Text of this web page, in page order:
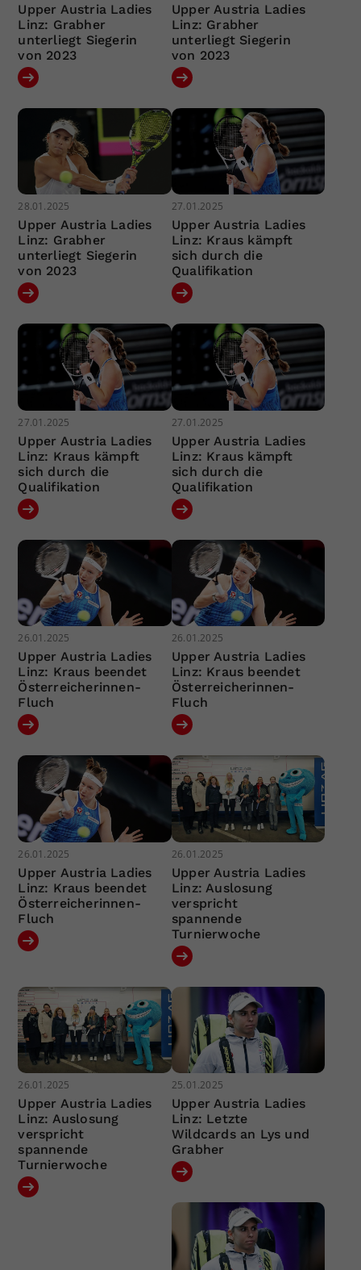
Upper Austria Ladies
Linz: Grabher
unterliegt Siegerin
von 2023
Upper Austria Ladies
Linz: Grabher
unterliegt Siegerin
von 2023
28.01.2025
Upper Austria Ladies
Linz: Grabher
unterliegt Siegerin
von 2023
27.01.2025
Upper Austria Ladies
Linz: Kraus kämpft
sich durch die
Qualifikation
27.01.2025
Upper Austria Ladies
Linz: Kraus kämpft
sich durch die
Qualifikation
27.01.2025
Upper Austria Ladies
Linz: Kraus kämpft
sich durch die
Qualifikation
26.01.2025
Upper Austria Ladies
Linz: Kraus beendet
Österreicherinnen-
Fluch
26.01.2025
Upper Austria Ladies
Linz: Kraus beendet
Österreicherinnen-
Fluch
26.01.2025
Upper Austria Ladies
Linz: Kraus beendet
Österreicherinnen-
Fluch
26.01.2025
Upper Austria Ladies
Linz: Auslosung
verspricht
spannende
Turnierwoche
26.01.2025
Upper Austria Ladies
Linz: Auslosung
verspricht
spannende
Turnierwoche
25.01.2025
Upper Austria Ladies
Linz: Letzte
Wildcards an Lys und
Grabher